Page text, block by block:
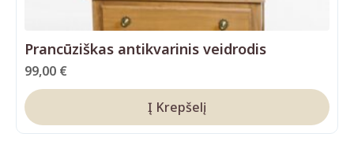
Prancūziškas antikvarinis veidrodis
99,00 €
Į Krepšelį